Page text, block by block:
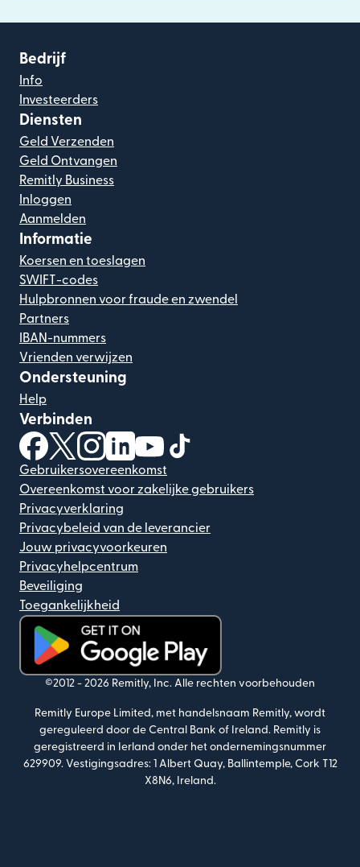
Bedrijf
Info
Investeerders
Diensten
Geld Verzenden
Geld Ontvangen
Remitly Business
Inloggen
Aanmelden
Informatie
Koersen en toeslagen
SWIFT-codes
Hulpbronnen voor fraude en zwendel
Partners
IBAN-nummers
Vrienden verwijzen
Ondersteuning
Help
Verbinden
(wordt geopend in een nieuw venster)
(wordt geopend in een nieuw venster)
(wordt geopend in een nieuw venster)
(wordt geopend in een nieuw venster)
(wordt geopend in een nieuw
Gebruikersovereenkomst
Overeenkomst voor zakelijke gebruikers
Privacyverklaring
Privacybeleid van de leverancier
Jouw privacyvoorkeuren
Privacyhelpcentrum
Beveiliging
Toegankelijkheid
(wordt geopend in een nieuw venster)
©2012 - 2026 Remitly, Inc. Alle rechten voorbehouden
Remitly Europe Limited, met handelsnaam Remitly, wordt
gereguleerd door de Central Bank of Ireland. Remitly is
geregistreerd in Ierland onder het ondernemingsnummer
629909. Vestigingsadres: 1 Albert Quay, Ballintemple, Cork T12
X8N6, Ireland.